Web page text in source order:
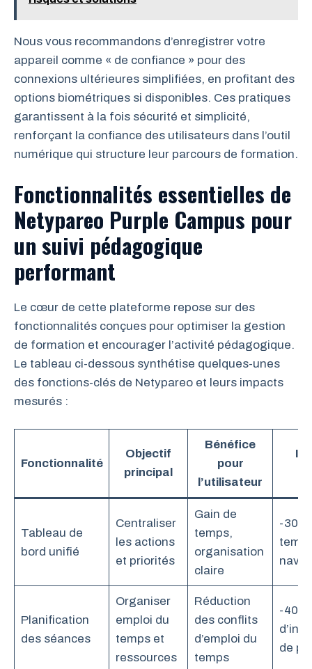
Nous vous recommandons d’enregistrer votre
appareil comme « de confiance » pour des
connexions ultérieures simplifiées, en profitant des
options biométriques si disponibles. Ces pratiques
garantissent à la fois sécurité et simplicité,
renforçant la confiance des utilisateurs dans l’outil
numérique qui structure leur parcours de formation.
Fonctionnalités essentielles de
Netypareo Purple Campus pour
un suivi pédagogique
performant
Le cœur de cette plateforme repose sur des
fonctionnalités conçues pour optimiser la gestion
de formation et encourager l’activité pédagogique.
Le tableau ci-dessous synthétise quelques-unes
des fonctions-clés de Netypareo et leurs impacts
mesurés :
Fonctionnalité
Objectif
principal
Bénéfice
pour
l’utilisateur
Tableau de
bord unifié
Centraliser
les actions
et priorités
Gain de
temps,
organisation
claire
-30
Planification
des séances
Organiser
emploi du
temps et
ressources
Réduction
des conflits
d’emploi du
temps
-40 %
de